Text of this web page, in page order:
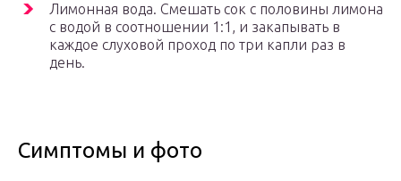
Лимонная вода. Смешать сок с половины лимона
с водой в соотношении 1:1, и закапывать в
каждое слуховой проход по три капли раз в
день.
Симптомы и фото